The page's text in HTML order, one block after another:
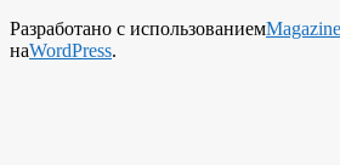
Разработано с использованием
наWordPress.